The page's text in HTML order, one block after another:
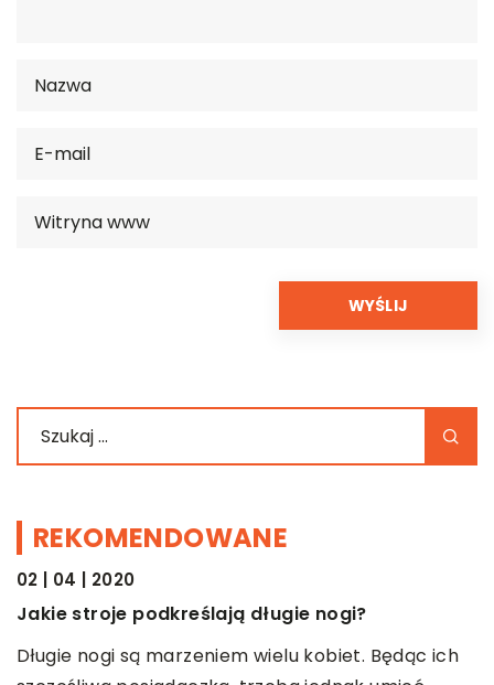
REKOMENDOWANE
ŻYCIE I CZŁOWIEK
02 | 04 | 2020
Jakie stroje podkreślają długie nogi?
Długie nogi są marzeniem wielu kobiet. Będąc ich